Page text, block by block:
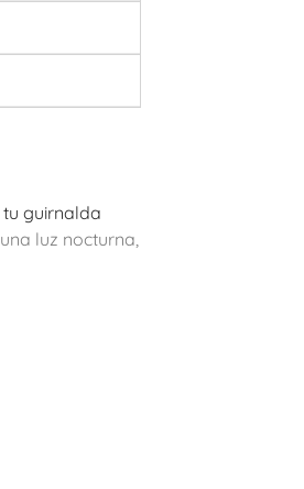
guirnalda
luz nocturna,